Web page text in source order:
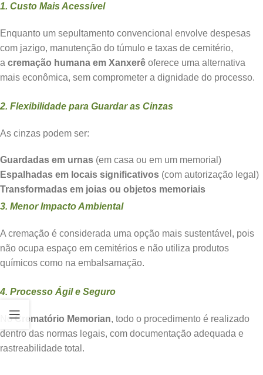
1. Custo Mais Acessível
Enquanto um sepultamento convencional envolve despesas
com jazigo, manutenção do túmulo e taxas de cemitério,
a cremação humana em Xanxerê oferece uma alternativa
mais econômica, sem comprometer a dignidade do processo.
2. Flexibilidade para Guardar as Cinzas
As cinzas podem ser:
Guardadas em urnas (em casa ou em um memorial)
Espalhadas em locais significativos (com autorização legal)
Transformadas em joias ou objetos memoriais
3. Menor Impacto Ambiental
A cremação é considerada uma opção mais sustentável, pois
não ocupa espaço em cemitérios e não utiliza produtos
químicos como na embalsamação.
4. Processo Ágil e Seguro
NoCrematório Memorian, todo o procedimento é realizado
dentro das normas legais, com documentação adequada e
rastreabilidade total.